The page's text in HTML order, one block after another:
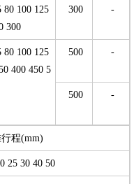
80 100 125
300
300 -
80 100 125
400 450 5
500 -
500 -
程(mm)
25 30 40 50